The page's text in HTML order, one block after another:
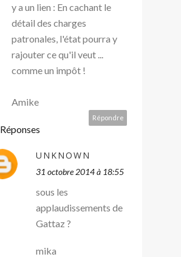
y a un lien : En cachant le
détail des charges
patronales, l'état pourra y
rajouter ce qu'il veut ...
comme un impôt !
Amike
Répondre
Réponses
UNKNOWN
31 octobre 2014 à 18:55
sous les
applaudissements de
Gattaz ?
mika